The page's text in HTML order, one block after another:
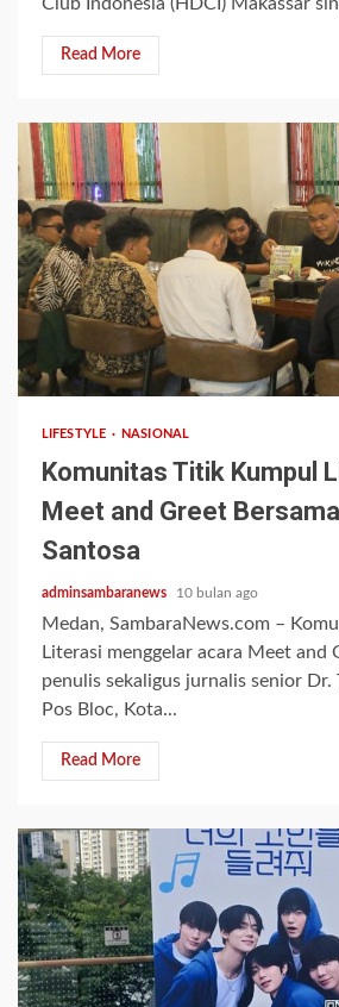
Club Indonesia (HDCI) Makassar
Read More
2 min read
LIFESTYLE NASIONAL
Komunitas Titik Kumpul
Meet and Greet
Santosa
adminsambaranews 10 bulan ago
Medan, SambaraNews.com –
Literasi menggelar acara Meet and
penulis sekaligus jurnalis senior Dr.
Pos Bloc, Kota...
Read More